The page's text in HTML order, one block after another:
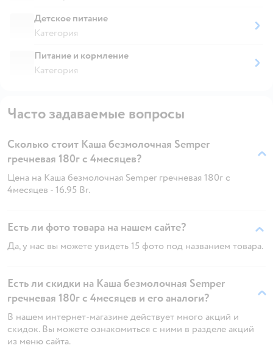
Детское питание
Категория
Питание и кормление
Категория
Часто задаваемые вопросы
Сколько стоит Каша безмолочная Semper
гречневая 180г с 4месяцев?
Цена на Каша безмолочная Semper гречневая 180г с
4месяцев - 16.95 Br.
Есть ли фото товара на нашем сайте?
Да, у нас вы можете увидеть 15 фото под названием товара.
Есть ли скидки на Каша безмолочная Semper
гречневая 180г с 4месяцев и его аналоги?
В нашем интернет-магазине действует много акций и
скидок. Вы можете ознакомиться с ними в разделе акций
из меню сайта.